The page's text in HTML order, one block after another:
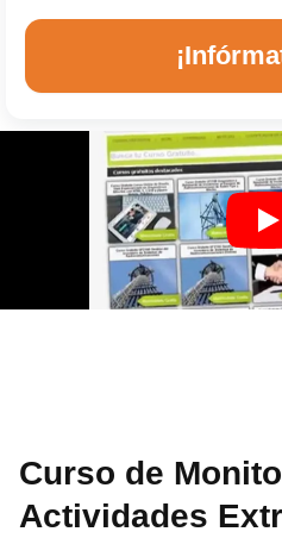
Curso de
Actividades